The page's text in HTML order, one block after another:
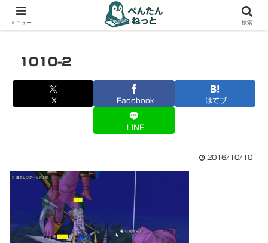
PCやガジェットの備忘録
1010-2
X Facebook はてブ
LINE
2016/10/10
メニュー 検索